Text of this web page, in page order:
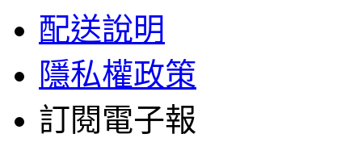
配送說明
隱私權政策
訂閱電子報